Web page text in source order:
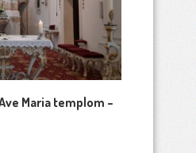
Maria templom –